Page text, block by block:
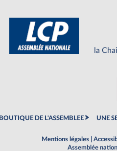
la
BOUTIQUE DE L'ASSEMBLEE UNE
Mentions légales
Assemblée